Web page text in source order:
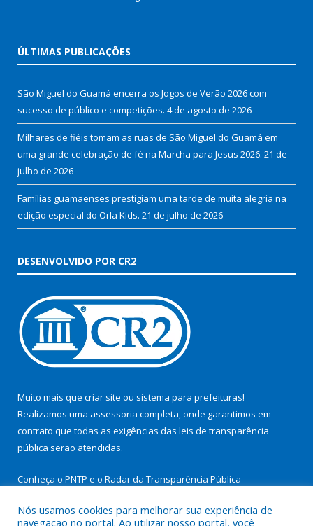
ÚLTIMAS PUBLICAÇÕES
São Miguel do Guamá encerra os Jogos de Verão 2026 com
sucesso de público e competições. 4 de agosto de 2026
Milhares de fiéis tomam as ruas de São Miguel do Guamá em
uma grande celebração de fé na Marcha para Jesus 2026. 21 de
julho de 2026
Famílias guamaenses prestigiam uma tarde de muita alegria na
edição especial do Orla Kids. 21 de julho de 2026
DESENVOLVIDO POR CR2
Muito mais que criar site ou sistema para prefeituras!
Realizamos uma assessoria completa, onde garantimos em
contrato que todas as exigências das leis de transparência
pública serão atendidas.
Conheça o PNTP e o Radar da Transparência Pública
Nós usamos cookies para melhorar sua experiência de
navegação no portal. Ao utilizar nosso portal, você